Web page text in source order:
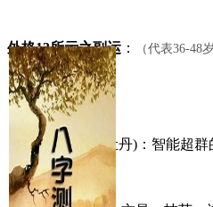
外格13所示之副运 ： （代表36-48
数理值：13
签语：(春阳牡丹)：智能超群
详解：